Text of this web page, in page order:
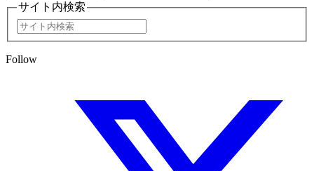
サイト内検索
Follow